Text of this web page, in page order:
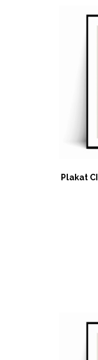
Plakat